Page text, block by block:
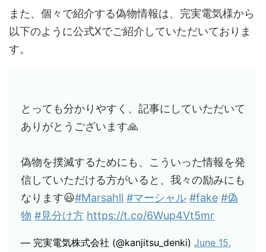
また、個々で紹介する偽物情報は、完実電気様から
以下のように公式Xでご紹介していただいておりま
す。
とっても分かりやすく、記事にしていただいて
ありがとうございます🙏
偽物を撲滅するためにも、こういった情報を発
信していただける方がいると、我々の励みにも
なります😃#Marsahll #マーシャル #fake #偽
物 #見分け方 https://t.co/6Wup4Vt5mr
— 完実電気株式会社 (@kanjitsu_denki) June 15,